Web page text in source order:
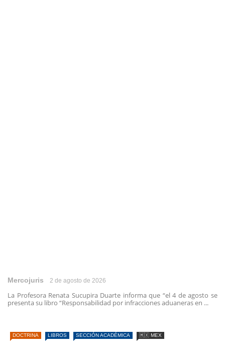
Mercojuris 2 de agosto de 2026
La Profesora Renata Sucupira Duarte informa que “el 4 de agosto se
presenta su libro “Responsabilidad por infracciones aduaneras en ...
DOCTRINA LIBROS SECCIÓN ACADÉMICA 🇲🇽 MEX